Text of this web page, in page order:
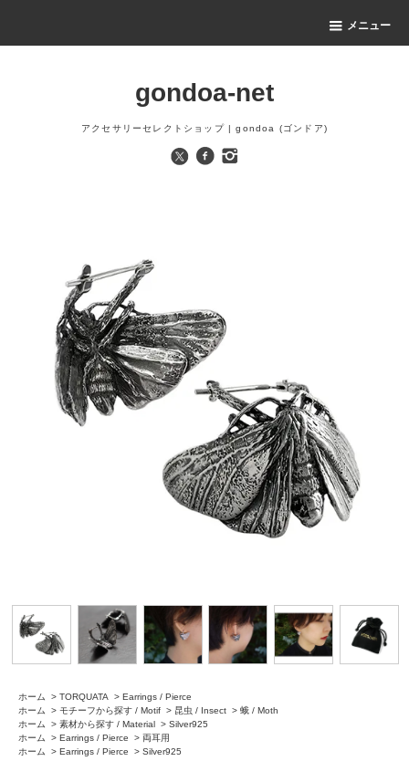
メニュー
gondoa-net
アクセサリーセレクトショップ | gondoa (ゴンドア)
ホーム > TORQUATA > Earrings / Pierce
ホーム
> モチーフから探す / Motif > 昆虫 / Insect > 蛾 / Moth
ホーム
> 素材から探す / Material > Silver925
ホーム
> Earrings / Pierce > 両耳用
ホーム
> Earrings / Pierce > Silver925